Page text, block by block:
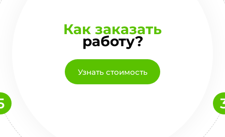
Как заказать
работу?
Узнать стоимость